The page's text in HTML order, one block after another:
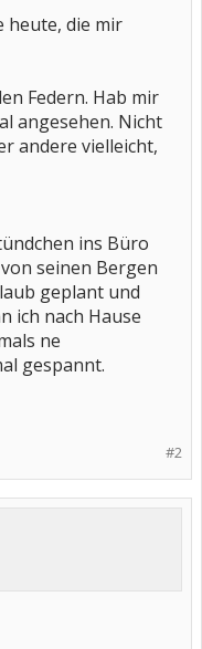
heute, die mir
Federn. Hab mir
angesehen. Nicht
andere vielleicht,
ins Büro
seinen Bergen
geplant und
ich nach Hause
ne
gespannt.
#2